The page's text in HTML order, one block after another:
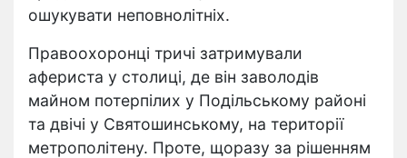
ошукувати неповнолітніх.
Правоохоронці тричі затримували
афериста у столиці, де він заволодів
майном потерпілих у Подільському районі
та двічі у Святошинському, на території
метрополітену. Проте, щоразу за рішенням